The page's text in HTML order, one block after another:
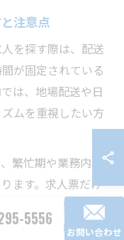
注意点
を探す際は、配送
が固定されている
は、地場配送や日
ムを重視したい方
繁忙期や業務内容
ます。求人票だけ
ュールや残業時
とが大切です。口
5556
お問い合わせ